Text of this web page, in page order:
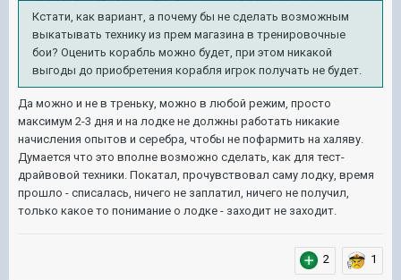
Кстати, как вариант, а почему бы не сделать возможным
выкатывать технику из прем магазина в тренировочные
бои? Оценить корабль можно будет, при этом никакой
выгоды до приобретения корабля игрок получать не будет.
Да можно и не в треньку, можно в любой режим, просто
максимум 2-3 дня и на лодке не должны работать никакие
начисления опытов и серебра, чтобы не пофармить на халяву.
Думается что это вполне возможно сделать, как для тест-
драйвовой техники. Покатал, прочувствовал саму лодку, время
прошло - списалась, ничего не заплатил, ничего не получил,
только какое то понимание о лодке - заходит не заходит.
2 1